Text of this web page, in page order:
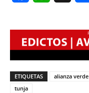
ETIQUETAS alianza verde
tunja